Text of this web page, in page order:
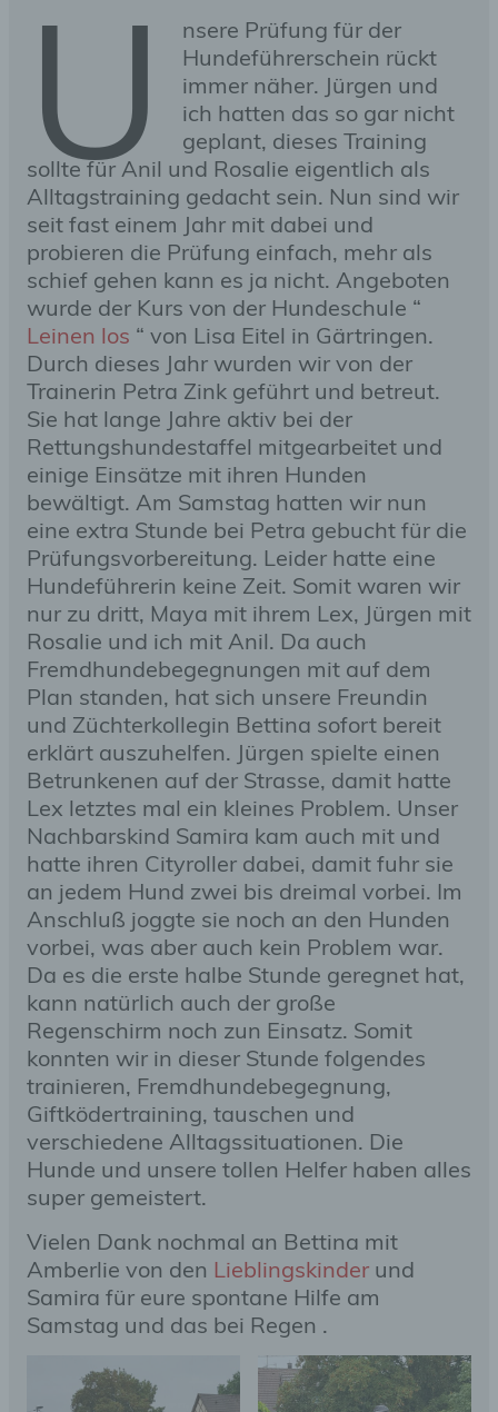
U
nsere Prüfung für der
Hundeführerschein rückt
immer näher. Jürgen und
ich hatten das so gar nicht
geplant, dieses Training
sollte für Anil und Rosalie eigentlich als
Alltagstraining gedacht sein. Nun sind wir
seit fast einem Jahr mit dabei und
probieren die Prüfung einfach, mehr als
schief gehen kann es ja nicht. Angeboten
wurde der Kurs von der Hundeschule “
Leinen los “ von Lisa Eitel in Gärtringen.
Durch dieses Jahr wurden wir von der
Trainerin Petra Zink geführt und betreut.
Sie hat lange Jahre aktiv bei der
Rettungshundestaffel mitgearbeitet und
einige Einsätze mit ihren Hunden
bewältigt. Am Samstag hatten wir nun
eine extra Stunde bei Petra gebucht für die
Prüfungsvorbereitung. Leider hatte eine
Hundeführerin keine Zeit. Somit waren wir
nur zu dritt, Maya mit ihrem Lex, Jürgen mit
Rosalie und ich mit Anil. Da auch
Fremdhundebegegnungen mit auf dem
Plan standen, hat sich unsere Freundin
und Züchterkollegin Bettina sofort bereit
erklärt auszuhelfen. Jürgen spielte einen
Betrunkenen auf der Strasse, damit hatte
Lex letztes mal ein kleines Problem. Unser
Nachbarskind Samira kam auch mit und
hatte ihren Cityroller dabei, damit fuhr sie
an jedem Hund zwei bis dreimal vorbei. Im
Anschluß joggte sie noch an den Hunden
vorbei, was aber auch kein Problem war.
Da es die erste halbe Stunde geregnet hat,
kann natürlich auch der große
Regenschirm noch zun Einsatz. Somit
konnten wir in dieser Stunde folgendes
trainieren, Fremdhundebegegnung,
Giftködertraining, tauschen und
verschiedene Alltagssituationen. Die
Hunde und unsere tollen Helfer haben alles
super gemeistert.
Vielen Dank nochmal an Bettina mit
Amberlie von den Lieblingskinder und
Samira für eure spontane Hilfe am
Samstag und das bei Regen .